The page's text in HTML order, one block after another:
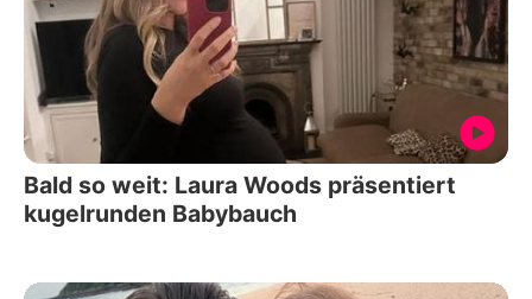
Bald so weit: Laura Woods präsentiert
kugelrunden Babybauch